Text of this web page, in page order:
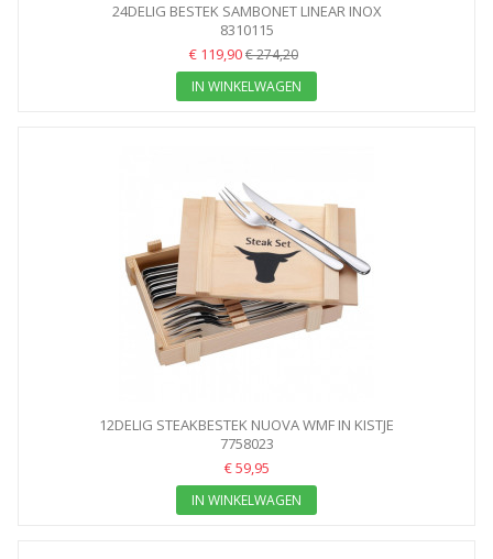
24DELIG BESTEK SAMBONET LINEAR INOX
8310115
€ 119,90€ 274,20
IN WINKELWAGEN
12DELIG STEAKBESTEK NUOVA WMF IN KISTJE
7758023
€ 59,95
IN WINKELWAGEN